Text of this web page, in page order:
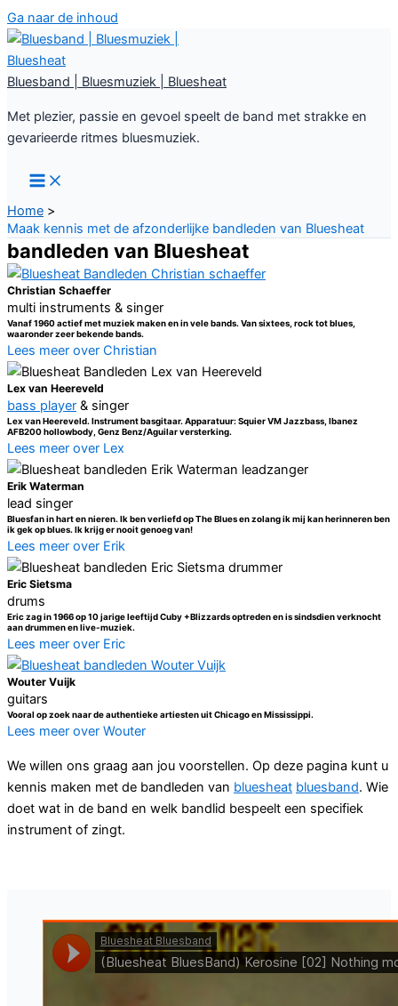
Ga naar de inhoud
Bluesband | Bluesmuziek | Bluesheat
Met plezier, passie en gevoel speelt de band met strakke en
gevarieerde ritmes bluesmuziek.
Home
Maak kennis met de afzonderlijke bandleden van Bluesheat
bandleden van Bluesheat
Christian Schaeffer
multi instruments & singer
Vanaf 1960 actief met muziek maken en in vele bands. Van sixtees, rock tot blues,
waaronder zeer bekende bands.
Lees meer over Christian
Lex van Heereveld
bass player & singer
Lex van Heereveld. Instrument basgitaar. Apparatuur: Squier VM Jazzbass, Ibanez
AFB200 hollowbody, Genz Benz/Aguilar versterking.
Lees meer over Lex
Erik Waterman
lead singer
Bluesfan in hart en nieren. Ik ben verliefd op The Blues en zolang ik mij kan herinneren ben
ik gek op blues. Ik krijg er nooit genoeg van!
Lees meer over Erik
Eric Sietsma
drums
Eric zag in 1966 op 10 jarige leeftijd Cuby +Blizzards optreden en is sindsdien verknocht
aan drummen en live-muziek.
Lees meer over Eric
Wouter Vuijk
guitars
Vooral op zoek naar de authentieke artiesten uit Chicago en Mississippi.
Lees meer over Wouter
We willen ons graag aan jou voorstellen. Op deze pagina kunt u
kennis maken met de bandleden van bluesheat bluesband. Wie
doet wat in de band en welk bandlid bespeelt een specifiek
instrument of zingt.